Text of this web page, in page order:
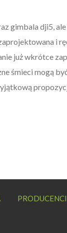
gimbala dji5,
i
już wkrótce
śmieci mogą
PRODUCENCI